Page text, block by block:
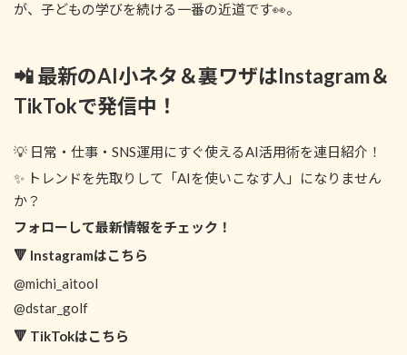
が、子どもの学びを続ける一番の近道です👀。
📲 最新のAI小ネタ＆裏ワザはInstagram＆
TikTokで発信中！
💡 日常・仕事・SNS運用にすぐ使えるAI活用術を連日紹介！
✨ トレンドを先取りして「AIを使いこなす人」になりません
か？
フォローして最新情報をチェック！
🔻 Instagramはこちら
@michi_aitool
@dstar_golf
🔻 TikTokはこちら